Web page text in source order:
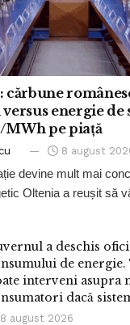
cărbune
energie de
MWh pe piață
8 august
devine mult mai
Oltenia a reușit să
a deschis
de
interveni asupra
dacă
8 august 2026